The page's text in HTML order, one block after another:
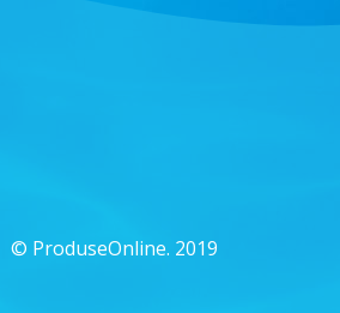
© ProduseOnline. 2019